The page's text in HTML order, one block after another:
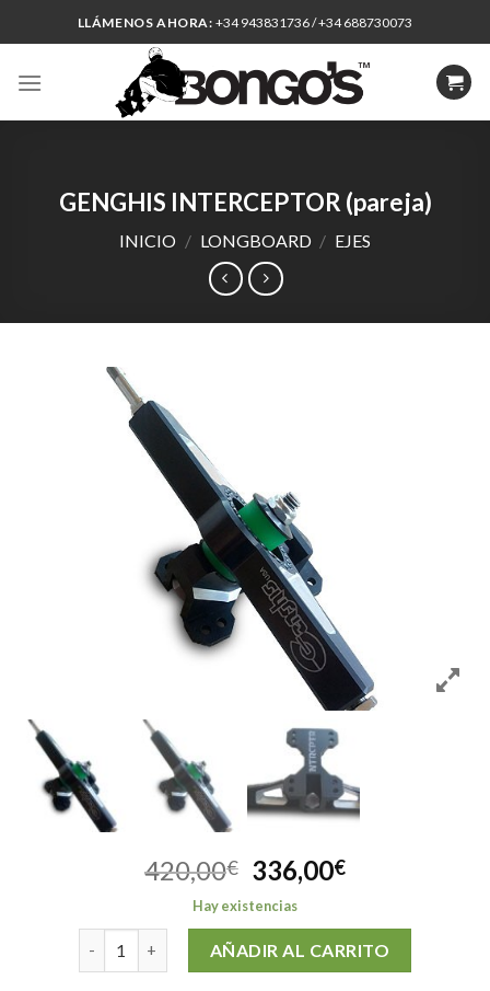
to
LLÁMENOS AHORA:+34 943831736 / +34 688730073
GENGHIS INTERCEPTOR (pareja)
INICIO / LONGBOARD / EJES
420,00€ El
precio
original
era:
420,00€.
336,00€El
actual
es:
336,00€.
Hay existencias
GENGHIS INTERCEPTOR (pareja) cantidad
AÑADIR AL CARRITO